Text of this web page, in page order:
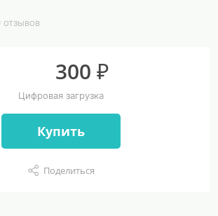
отзывов
300 ₽
Цифровая загрузка
Купить
Поделиться